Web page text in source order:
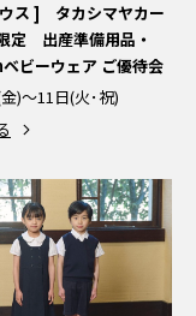
ウス ] タカシマヤカー
定 出産準備用品・
ビーウェア ご優待会
)～11日(火･祝)